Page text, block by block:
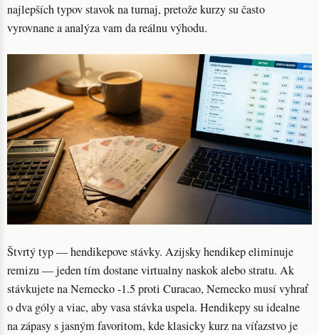
najlepších typov stavok na turnaj, pretože kurzy su často
vyrovnane a analýza vam da reálnu výhodu.
Štvrtý typ — hendikepove stávky. Azijsky hendikep eliminuje
remizu — jeden tím dostane virtualny naskok alebo stratu. Ak
stávkujete na Nemecko -1.5 proti Curacao, Nemecko musí vyhrať
o dva góly a viac, aby vasa stávka uspela. Hendikepy su idealne
na zápasy s jasným favoritom, kde klasicky kurz na víťazstvo je